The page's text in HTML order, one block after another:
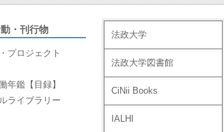
・刊行物
プロジェクト
年鑑【目録】
ライブラリー
法政大学
法政大学図書館
CiNii Books
IALHI